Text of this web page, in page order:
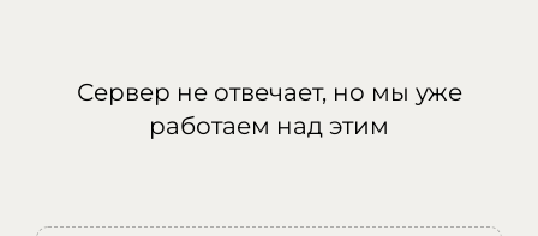
Сервер не отвечает, но мы уже
работаем над этим